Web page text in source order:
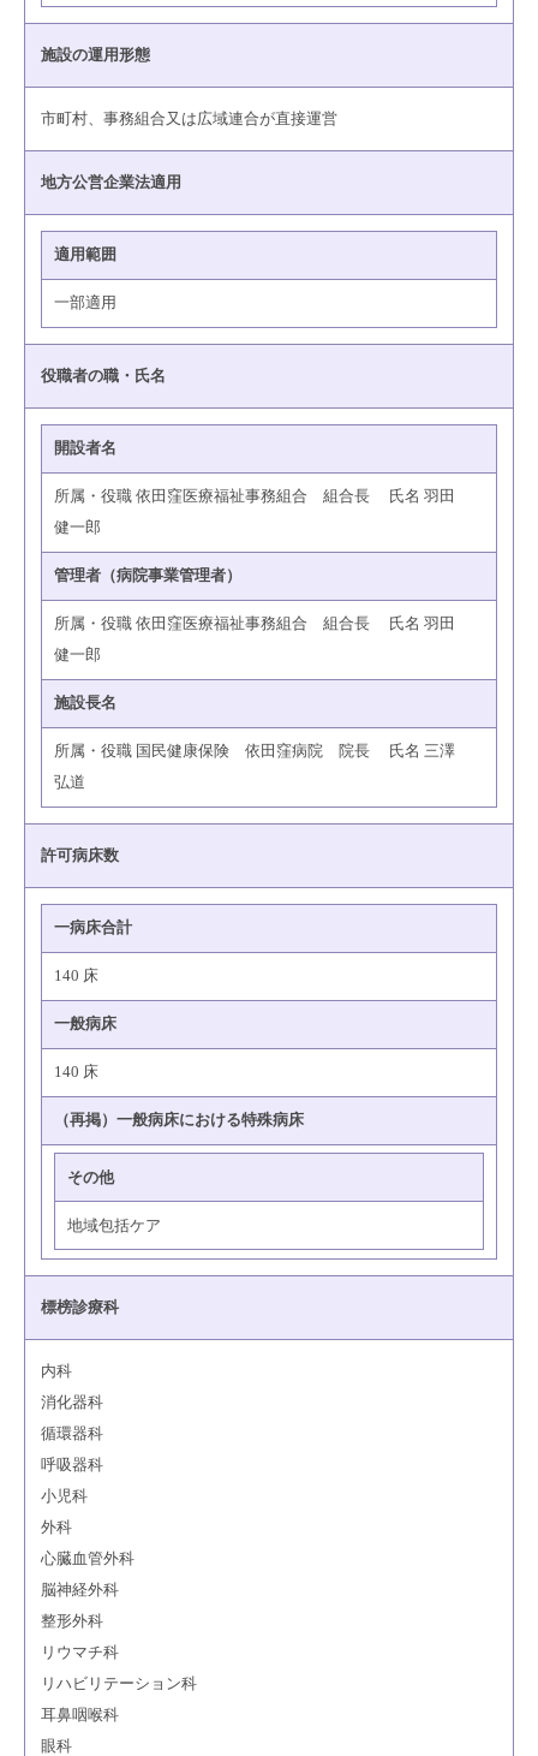
施設の運用形態
市町村、事務組合又は広域連合が直接運営
地方公営企業法適用
適用範囲
一部適用
役職者の職・氏名
開設者名
所属・役職 依田窪医療福祉事務組合 組合長 氏名 羽田
健一郎
管理者（病院事業管理者）
所属・役職 依田窪医療福祉事務組合 組合長 氏名 羽田
健一郎
施設長名
所属・役職 国民健康保険 依田窪病院 院長 氏名 三澤
弘道
許可病床数
一病床合計
140 床
一般病床
140 床
（再掲）一般病床における特殊病床
その他
地域包括ケア
標榜診療科
内科
消化器科
循環器科
呼吸器科
小児科
外科
心臓血管外科
脳神経外科
整形外科
リウマチ科
リハビリテーション科
耳鼻咽喉科
眼科